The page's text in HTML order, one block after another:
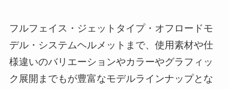
フルフェイス・ジェットタイプ・オフロードモ
デル・システムヘルメットまで、使用素材や仕
様違いのバリエーションやカラーやグラフィッ
ク展開までもが豊富なモデルラインナップとな